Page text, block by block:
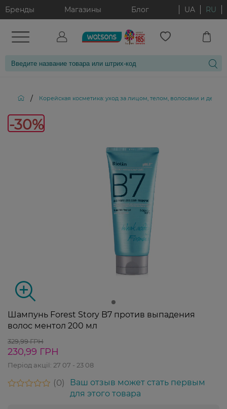
Бренды Магазины Блог UA RU
/ Корейская косметика: уход за лицом, телом, волосами и
-30%
Шампунь Forest Story B7 против выпадения
волос ментол 200 мл
329,99 ГРН
230,99 ГРН
Період акції: 27 07 - 23 08
0
Ваш отзыв может стать первым
для этого товара